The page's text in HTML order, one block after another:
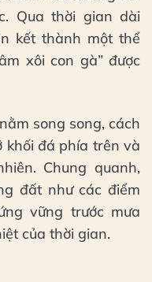
Qua thời gian dài
kết thành một thể
xôi con gà” được
song song, cách
khối đá phía trên và
Chung quanh,
đất như các điểm
vững trước mưa
của thời gian.